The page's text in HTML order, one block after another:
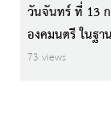
วันจันทร์ ที่ 13
องคมนตรี ในฐา
ทางไกลผ่านดาว
73 views